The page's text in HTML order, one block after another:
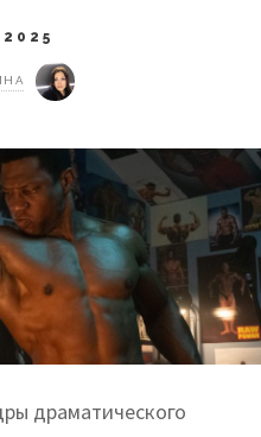
драматического